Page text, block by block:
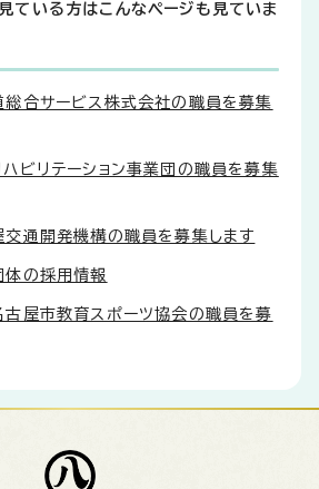
ている方はこんなページも見ていま
合サービス株式会社の職員を募集
ビリテーション事業団の職員を募集
通開発機構の職員を募集します
体の採用情報
屋市教育スポーツ協会の職員を募